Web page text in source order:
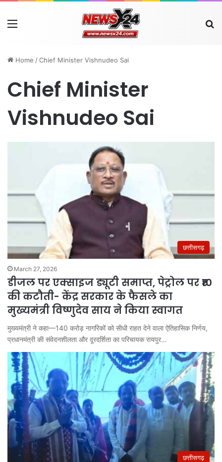
Menu
Home /Chief Minister Vishnudeo Sai
Chief Minister
Vishnudeo Sai
छत्तीसगढ़
March 27, 2026
डीजल पर एक्साइज ड्यूटी समाप्त, पेट्रोल पर ₹10
की कटौती- केंद्र सरकार के फैसले का
मुख्यमंत्री विष्णुदेव साय ने किया स्वागत
मुख्यमंत्री ने कहा—140 करोड़ नागरिकों को सीधी राहत देने वाला ऐतिहासिक निर्णय,
प्रधानमंत्री की संवेदनशीलता और दूरदर्शिता का परिचायक रायपुर…
छत्तीसगढ़